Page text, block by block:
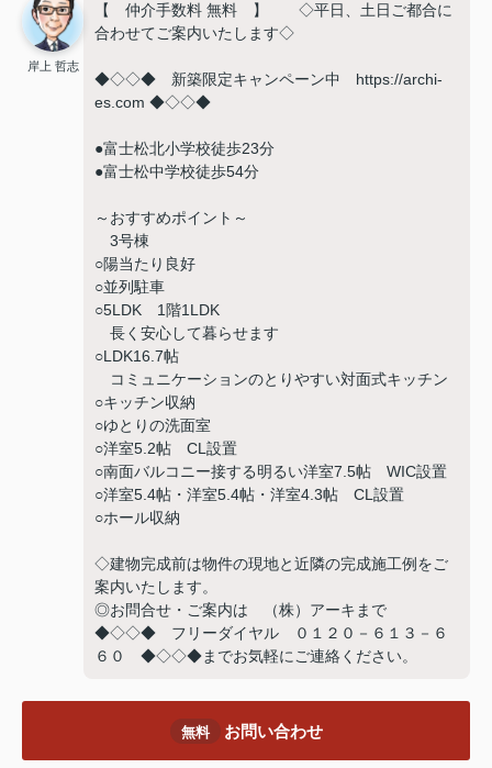
岸上 哲志
【 仲介手数料 無料 】 ◇平日、土日ご都合に
合わせてご案内いたします◇
◆◇◇◆ 新築限定キャンペーン中 https://archi-
es.com ◆◇◇◆
●富士松北小学校徒歩23分
●富士松中学校徒歩54分
～おすすめポイント～
3号棟
○陽当たり良好
○並列駐車
○5LDK 1階1LDK
長く安心して暮らせます
○LDK16.7帖
コミュニケーションのとりやすい対面式キッチン
○キッチン収納
○ゆとりの洗面室
○洋室5.2帖 CL設置
○南面バルコニー接する明るい洋室7.5帖 WIC設置
○洋室5.4帖・洋室5.4帖・洋室4.3帖 CL設置
○ホール収納
◇建物完成前は物件の現地と近隣の完成施工例をご
案内いたします。
◎お問合せ・ご案内は （株）アーキまで
◆◇◇◆ フリーダイヤル ０１２０－６１３－６
６０ ◆◇◇◆までお気軽にご連絡ください。
無料 お問い合わせ